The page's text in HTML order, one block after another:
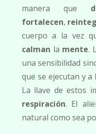
manera que
fortalecen,
cuerpo a la vez
calman la mente.
una sensibilidad
que se ejecutan y
La llave de estos
respiración. El
natural como sea